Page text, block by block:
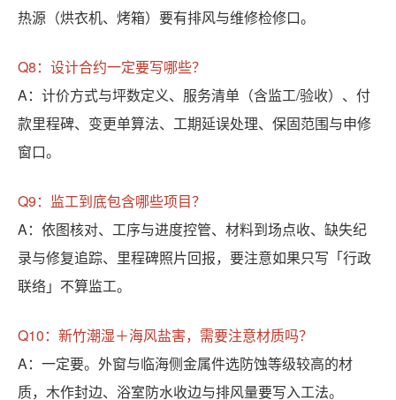
热源（烘衣机、烤箱）要有排风与维修检修口。
Q8：设计合约一定要写哪些？
A：计价方式与坪数定义、服务清单（含监工/验收）、付
款里程碑、变更单算法、工期延误处理、保固范围与申修
窗口。
Q9：监工到底包含哪些项目？
A：依图核对、工序与进度控管、材料到场点收、缺失纪
录与修复追踪、里程碑照片回报，要注意如果只写「行政
联络」不算监工。
Q10：新竹潮湿＋海风盐害，需要注意材质吗？
A：一定要。外窗与临海侧金属件选防蚀等级较高的材
质，木作封边、浴室防水收边与排风量要写入工法。